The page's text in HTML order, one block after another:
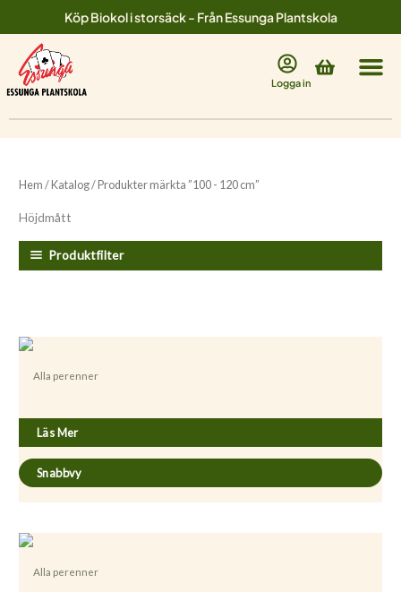
till
innehåll
Köp Biokol i storsäck - Från Essunga Plantskola
Logga in
Varukorg
Hem /Katalog/ Produkter märkta ”100 - 120 cm”
Höjdmått
Produktfilter
Alla perenner
Läs Mer
Snabbvy
Alla perenner